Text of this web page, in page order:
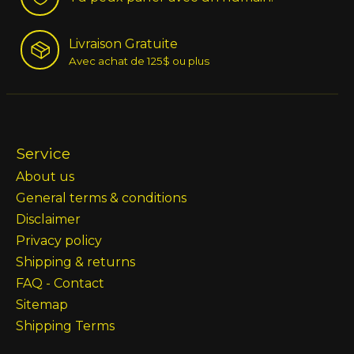
Livraison Gratuite
Avec achat de 125$ ou plus
Service
About us
General terms & conditions
Disclaimer
Privacy policy
Shipping & returns
FAQ - Contact
Sitemap
Shipping Terms